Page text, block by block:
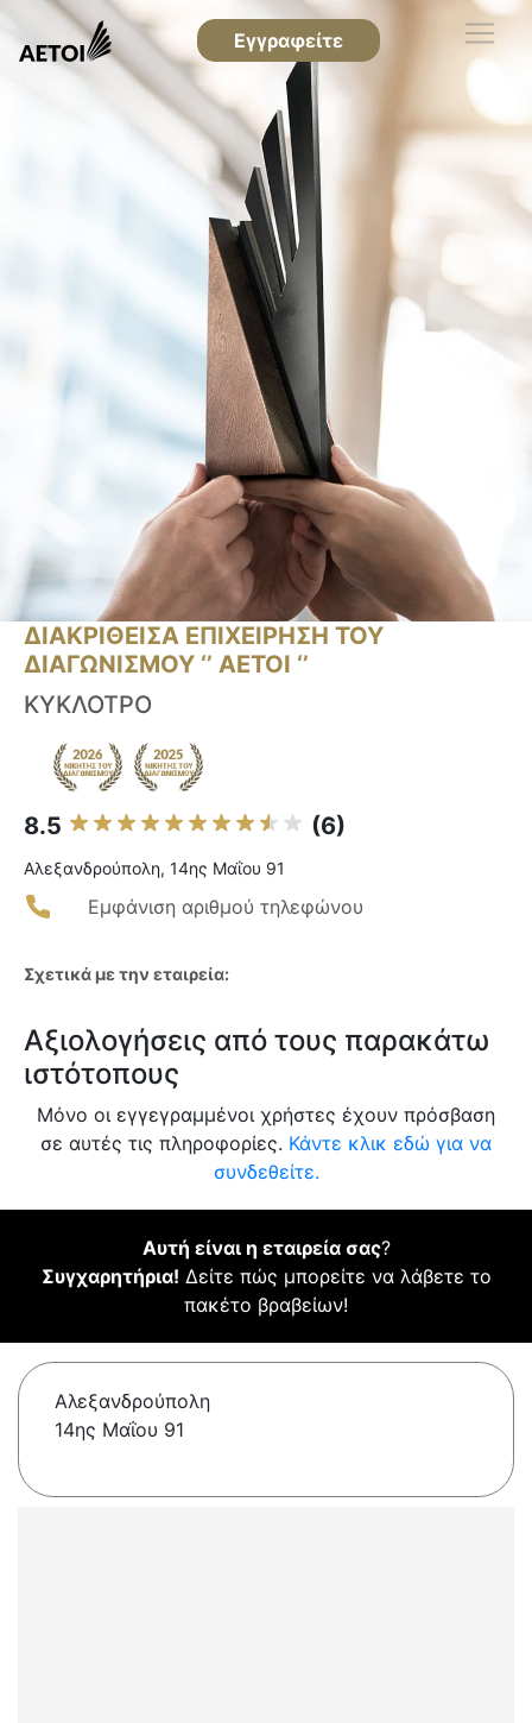
Εγγραφείτε
ΔΙΑΚΡΙΘΕΙΣΑ ΕΠΙΧΕΙΡΗΣΗ ΤΟΥ
ΔΙΑΓΩΝΙΣΜΟΥ ‘’ ΑΕΤΟΙ ‘’
ΚΥΚΛΟΤΡΟ
8.5 (6)
Αλεξανδρούπολη, 14ης Μαΐου 91
Εμφάνιση αριθμού τηλεφώνου
Σχετικά με την εταιρεία:
Αξιολογήσεις από τους παρακάτω
ιστότοπους
Μόνο οι εγγεγραμμένοι χρήστες έχουν πρόσβαση
σε αυτές τις πληροφορίες. Κάντε κλικ εδώ για να
συνδεθείτε.
Αυτή είναι η εταιρεία σας?
Συγχαρητήρια! Δείτε πώς μπορείτε να λάβετε το
πακέτο βραβείων!
Αλεξανδρούπολη
14ης Μαΐου 91